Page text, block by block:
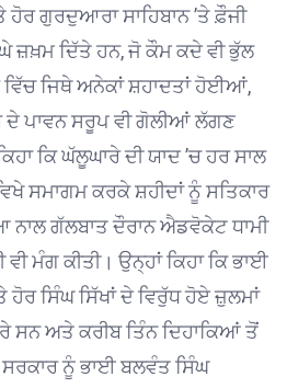
ਹੋਰ ਗੁਰਦੁਆਰਾ ਸਾਹਿਬਾਨ ’ਤੇ ਫ਼ੌਜੀ
ਜ਼ਖ਼ਮ ਦਿੱਤੇ ਹਨ, ਜੋ ਕੌਮ ਕਦੇ ਵੀ ਭੁੱਲ
ਜਿਥੇ ਅਨੇਕਾਂ ਸ਼ਹਾਦਤਾਂ ਹੋਈਆਂ,
ਦੇ ਪਾਵਨ ਸਰੂਪ ਵੀ ਗੋਲੀਆਂ ਲੱਗਣ
ਕਿ ਘੱਲੂਘਾਰੇ ਦੀ ਯਾਦ ’ਚ ਹਰ ਸਾਲ
ਸਮਾਗਮ ਕਰਕੇ ਸ਼ਹੀਦਾਂ ਨੂੰ ਸਤਿਕਾਰ
ਨਾਲ ਗੱਲਬਾਤ ਦੌਰਾਨ ਐਡਵੋਕੇਟ ਧਾਮੀ
ਵੀ ਮੰਗ ਕੀਤੀ। ਉਨ੍ਹਾਂ ਕਿਹਾ ਕਿ ਭਾਈ
ਸਿੰਘ ਸਿੱਖਾਂ ਦੇ ਵਿਰੁੱਧ ਹੋਏ ਜ਼ੁਲਮਾਂ
ਸਨ ਅਤੇ ਕਰੀਬ ਤਿੰਨ ਦਿਹਾਕਿਆਂ ਤੋਂ
ਨੂੰ ਭਾਈ ਬਲਵੰਤ ਸਿੰਘ